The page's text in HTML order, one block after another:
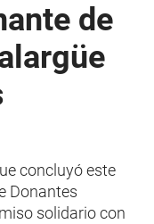
de
concluyó este
Donantes
solidario con